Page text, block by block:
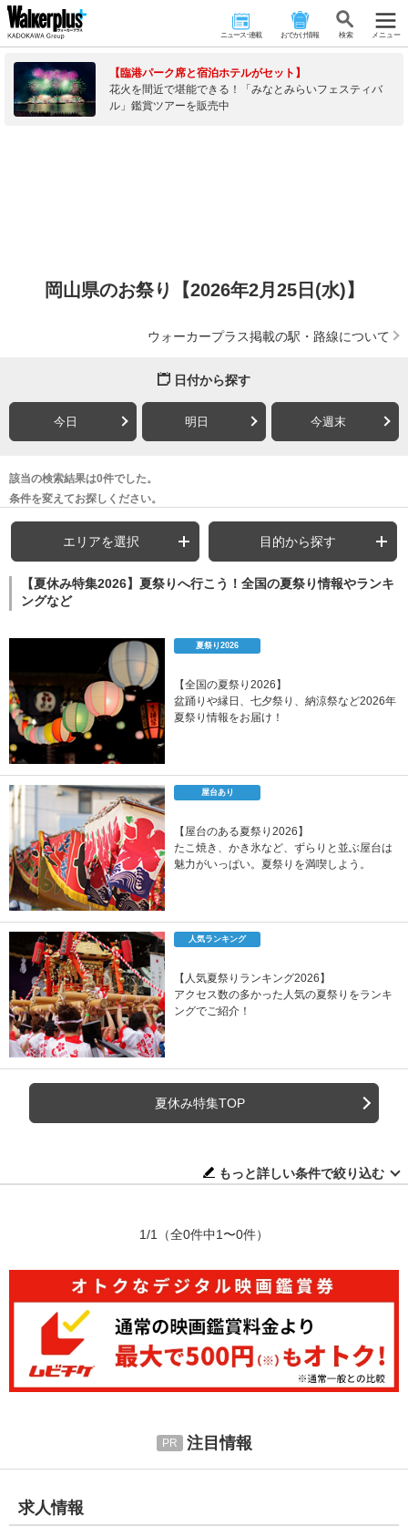
ニュース･連載 おでかけ情報 検 索 メニュー
【臨港パーク席と宿泊ホテルがセット】
花火を間近で堪能できる！「みなとみらいフェスティバ
ル」鑑賞ツアーを販売中
岡山県のお祭り【2026年2月25日(水)】
ウォーカープラス掲載の駅・路線について
日付から探す
今日 明日 今週末
該当の検索結果は0件でした。
条件を変えてお探しください。
エリアを選択 目的から探す
【夏休み特集2026】夏祭りへ行こう！全国の夏祭り情報やランキ
ングなど
夏祭り2026
【全国の夏祭り2026】
盆踊りや縁日、七夕祭り、納涼祭など2026年
夏祭り情報をお届け！
屋台あり
【屋台のある夏祭り2026】
たこ焼き、かき氷など、ずらりと並ぶ屋台は
魅力がいっぱい。夏祭りを満喫しよう。
人気ランキング
【人気夏祭りランキング2026】
アクセス数の多かった人気の夏祭りをランキ
ングでご紹介！
夏休み特集TOP
もっと詳しい条件で絞り込む
1/1 （全0件中1〜0件）
注目情報
求人情報